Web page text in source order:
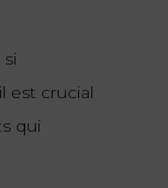
est crucial
qui